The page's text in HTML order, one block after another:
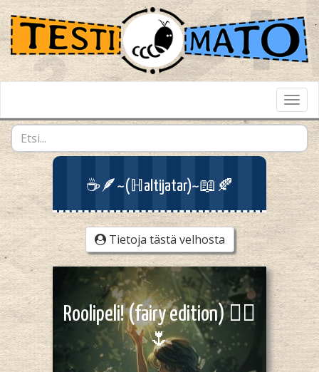
☕🪶~(ℍaltijatar)~📖🍂
Tietoja tästä velhosta
Roolipeli! (fairy edition) 🧚‍♀️
🌷